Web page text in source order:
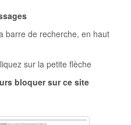
barre de recherche, en haut
sur la petite flèche
bloquer sur ce site